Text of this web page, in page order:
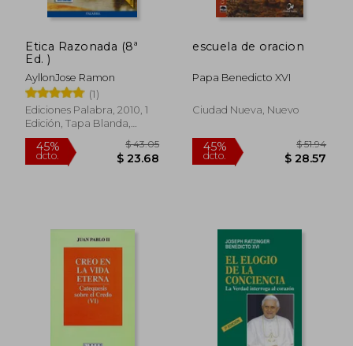
Etica Razonada (8ª
Ed. )
AyllonJose Ramon
(1)
Ediciones Palabra, 2010, 1
Edición, Tapa Blanda,
Nuevo
escuela de oracion
Papa Benedicto XVI
Ciudad Nueva, Nuevo
45%
dcto.